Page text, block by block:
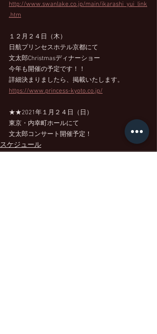
http://www.swanlake.co.jp/main/ikarashi_yui_link
.htm
１２月２４日（木）
日航プリンセスホテル京都にて
文太郎Christmasディナーショー
今年も開催の予定です！！
詳細決まりましたら、掲載いたします。
https://www.princess-kyoto.co.jp/
★★2021年１月２４日（日）
東京・内幸町ホールにて
文太郎コンサート開催予定！
スケジュール